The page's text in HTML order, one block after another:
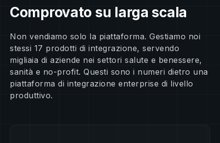
Comprovato su larga scala
Non vendiamo solo la piattaforma. Gestiamo noi
stessi 17 prodotti di integrazione, servendo
migliaia di aziende nei settori salute e benessere,
sanità e no-profit. Questi sono i numeri dietro una
piattaforma di integrazione enterprise di livello
produttivo.